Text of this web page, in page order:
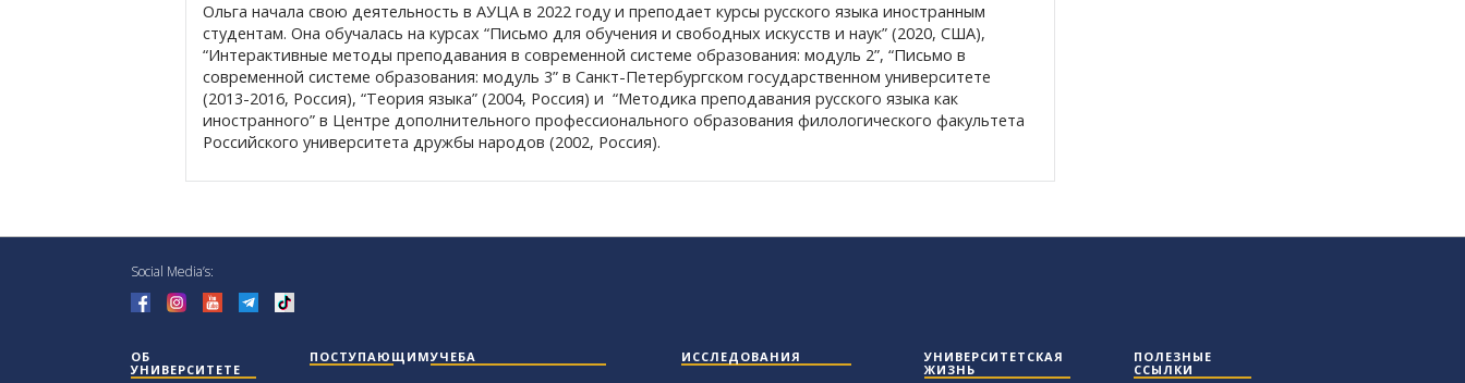
Ольга начала свою деятельность в АУЦА в 2022 году и преподает курсы русского языка иностранным
студентам. Она обучалась на курсах “Письмо для обучения и свободных искусств и наук” (2020, США),
“Интерактивные методы преподавания в современной системе образования: модуль 2”, “Письмо в
современной системе образования: модуль 3” в Санкт-Петербургском государственном университете
(2013-2016, Россия), “Теория языка” (2004, Россия) и “Методика преподавания русского языка как
иностранного” в Центре дополнительного профессионального образования филологического факультета
Российского университета дружбы народов (2002, Россия).
Social Media’s:
ОБ
УНИВЕРСИТЕТЕ
ПОСТУПАЮЩИМУЧЕБА ИССЛЕДОВАНИЯ
УНИВЕРСИТЕТСКАЯ
ЖИЗНЬ
ПОЛЕЗНЫЕ
ССЫЛКИ